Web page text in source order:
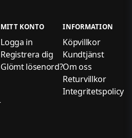
MITT KONTO
Logga in
Registrera dig
Glömt lösenord?
INFORMATION
Köpvillkor
Kundtjänst
Om oss
Returvillkor
Integritetspolicy